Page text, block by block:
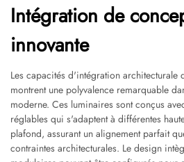
Intégration de
innovante
Les capacités d'intégration architecturale
montrent une polyvalence remarquable
moderne. Ces luminaires sont conçus
réglables qui s'adaptent à différentes
plafond, assurant un alignement parfait
contraintes architecturales. Le design